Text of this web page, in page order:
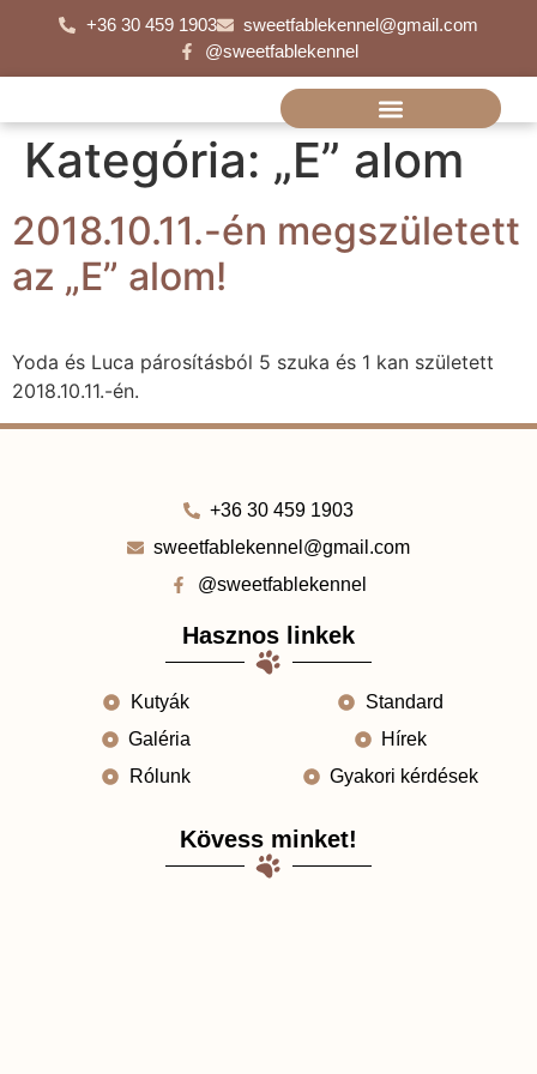
+36 30 459 1903
sweetfablekennel@gmail.com
@sweetfablekennel
Kategória: „E” alom
2018.10.11.-én megszületett
az „E” alom!
Yoda és Luca párosításból 5 szuka és 1 kan született
2018.10.11.-én.
+36 30 459 1903
sweetfablekennel@gmail.com
@sweetfablekennel
Hasznos linkek
Kutyák
Galéria
Rólunk
Standard
Hírek
Gyakori kérdések
Kövess minket!